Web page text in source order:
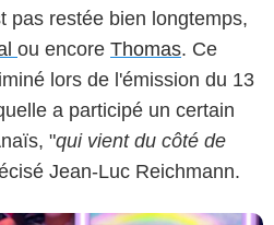
pas restée bien longtemps,
ou encore Thomas. Ce
lors de l'émission du 13
a participé un certain
"qui vient du côté de
Jean-Luc Reichmann.